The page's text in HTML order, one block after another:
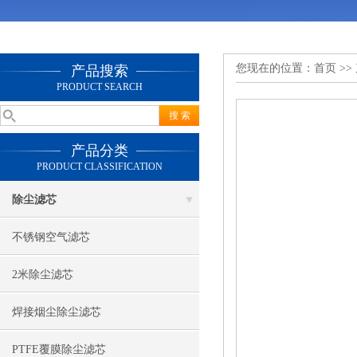
产品搜索
PRODUCT SEARCH
产品分类
PRODUCT CLASSIFICATION
除尘滤芯
不锈钢空气滤芯
2米除尘滤芯
焊接烟尘除尘滤芯
PTFE覆膜除尘滤芯
您现在的位置： 首页 >>